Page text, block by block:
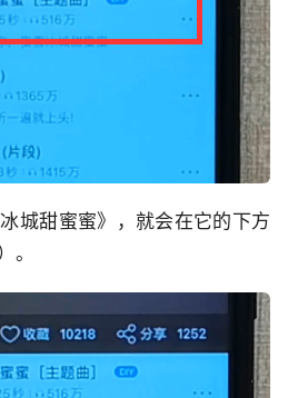
城甜蜜蜜》，就会在它的下方
。